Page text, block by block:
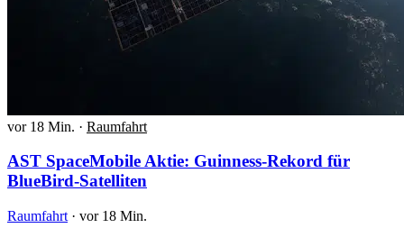
vor 18 Min. · Raumfahrt
AST SpaceMobile Aktie: Guinness-Rekord für
BlueBird-Satelliten
Raumfahrt · vor 18 Min.